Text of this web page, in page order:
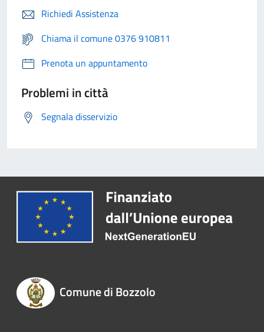
Richiedi Assistenza
Chiama il comune 0376 910811
Prenota un appuntamento
Problemi in città
Segnala disservizio
Comune di Bozzolo